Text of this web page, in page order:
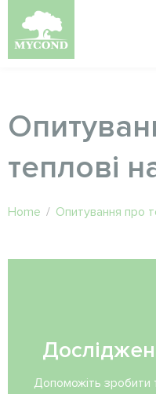
теплові
Home / Опитування про
Допоможіть зробити